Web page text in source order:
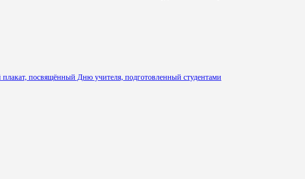
посвящённый Дню учителя, подготовленный студентами